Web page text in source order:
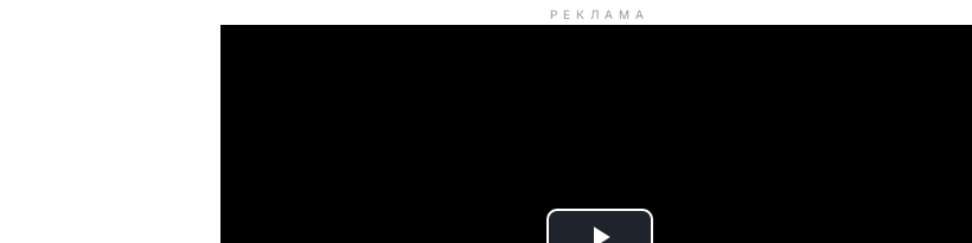
РЕКЛАМА